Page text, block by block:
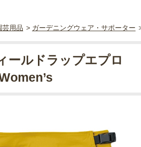
芸用品 > ガーデニングウェア・サポーター
ールドラップエプロ